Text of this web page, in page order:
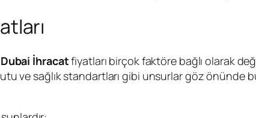
İhracatfiyatları birçok faktöre bağlı olarak
ve sağlık standartları gibi unsurlar göz önünde